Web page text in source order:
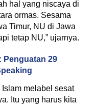
hal yang niscaya di
ormas. Sesama
Timur, NU di Jawa
tetap NU,” ujarnya.
Penguatan 29
melabel sesat
Itu yang harus kita